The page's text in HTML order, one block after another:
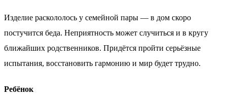
Изделие раскололось у семейной пары — в дом скоро
постучится беда. Неприятность может случиться и в кругу
ближайших родственников. Придётся пройти серьёзные
испытания, восстановить гармонию и мир будет трудно.
Ребёнок